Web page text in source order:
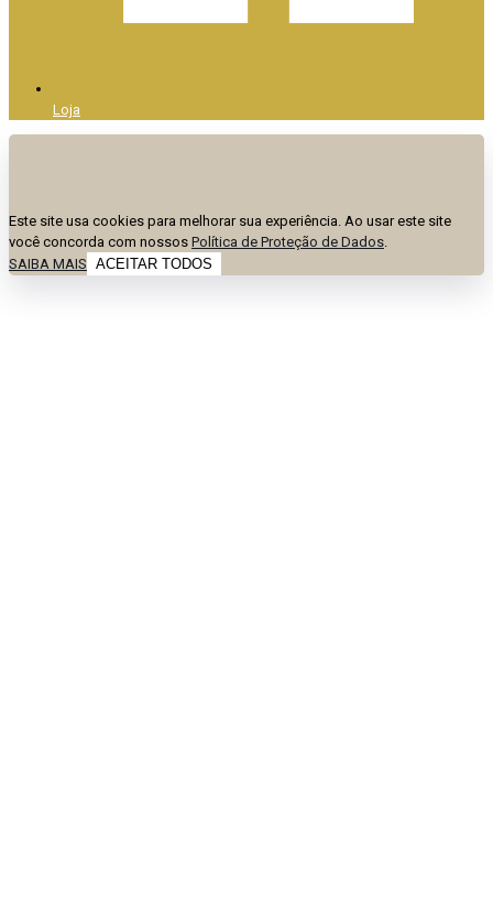
Loja
Este site usa cookies para melhorar sua experiência. Ao usar este site
você concorda com nossos Política de Proteção de Dados
SAIBA MAIS ACEITAR TODOS